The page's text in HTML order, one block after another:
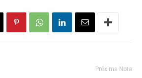
Próxima Nota